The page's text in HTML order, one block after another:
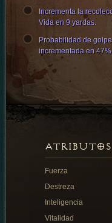
Incrementa la
Vida en 9 yardas.
Probabilidad de
incrementada en
ATRIBUTOS
Fuerza
Destreza
Inteligencia
Vitalidad